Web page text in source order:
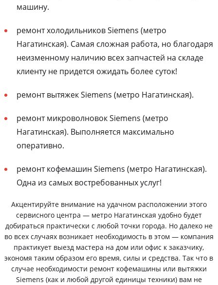
машину.
ремонт холодильников Siemens (метро
Нагатинская). Самая сложная работа, но благодаря
неизменному наличию всех запчастей на складе
клиенту не придется ожидать более суток!
ремонт вытяжек Siemens (метро Нагатинская).
ремонт микроволновок Siemens (метро
Нагатинская). Выполняется максимально
оперативно.
ремонт кофемашин Siemens (метро Нагатинская).
Одна из самых востребованных услуг!
Акцентируйте внимание на удачном расположении этого
сервисного центра — метро Нагатинская удобно будет
добираться практически с любой точки города. Но далеко не
во всех случаях возникает необходимость в этом — компания
практикует выезд мастера на дом или офис к заказчику,
экономя таким образом его время, силы и средства. Так что в
случае необходимости ремонт кофемашины или вытяжки
Siemens (как и любой другой единицы техники) вам не